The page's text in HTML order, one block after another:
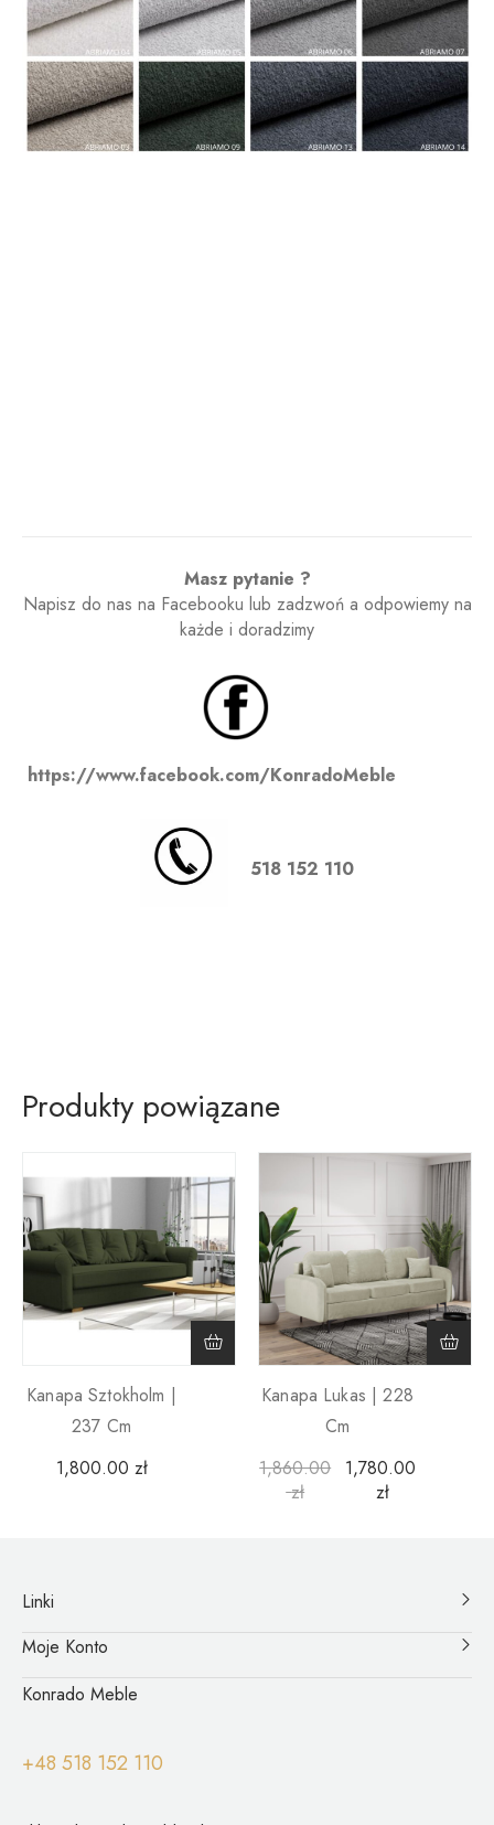
Masz pytanie ?
Napisz do nas na Facebooku lub zadzwoń a odpowiemy na
każde i doradzimy
https://www.facebook.com/KonradoMeble
518 152 110
Produkty powiązane
Kanapa Sztokholm |
237 Cm
1,800.00 zł
Kanapa Lukas | 228
Cm
1,860.00
zł
1,780.00
zł
Linki
Moje Konto
Konrado Meble
+48 518 152 110